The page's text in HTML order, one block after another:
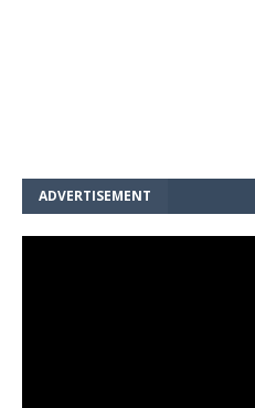
ADVERTISEMENT